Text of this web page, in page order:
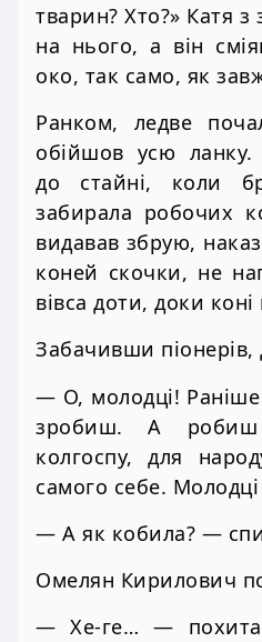
тварин? Хто?» Катя з
на нього, а він
око, так само, як
Ранком, ледве
обійшов усю
до стайні, коли
забирала робочих
видавав збрую,
коней скочки, не
вівса доти, доки
Забачивши піонерів,
— О, молодці!
зробиш. А
колгоспу, для
самого себе.
— А як кобила? —
Омелян Кирилович
— Хе-ге… —